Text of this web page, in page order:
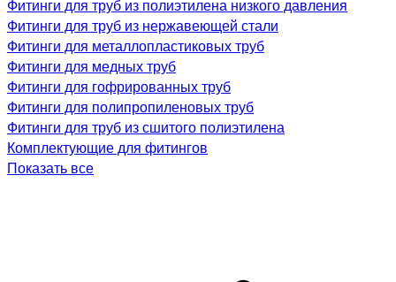
Фитинги для труб из полиэтилена низкого давления
Фитинги для труб из нержавеющей стали
Фитинги для металлопластиковых труб
Фитинги для медных труб
Фитинги для гофрированных труб
Фитинги для полипропиленовых труб
Фитинги для труб из сшитого полиэтилена
Комплектующие для фитингов
Показать все